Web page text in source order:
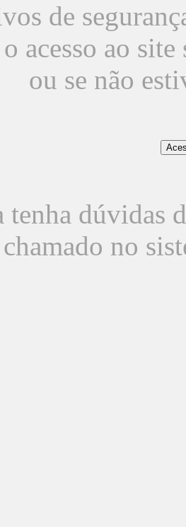
de
acesso ao
ou se não
tenha dúvidas
no